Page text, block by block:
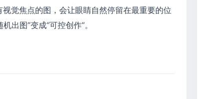
觉焦点的图，会让眼睛自然停留在最重要的位
出图”变成“可控创作”。